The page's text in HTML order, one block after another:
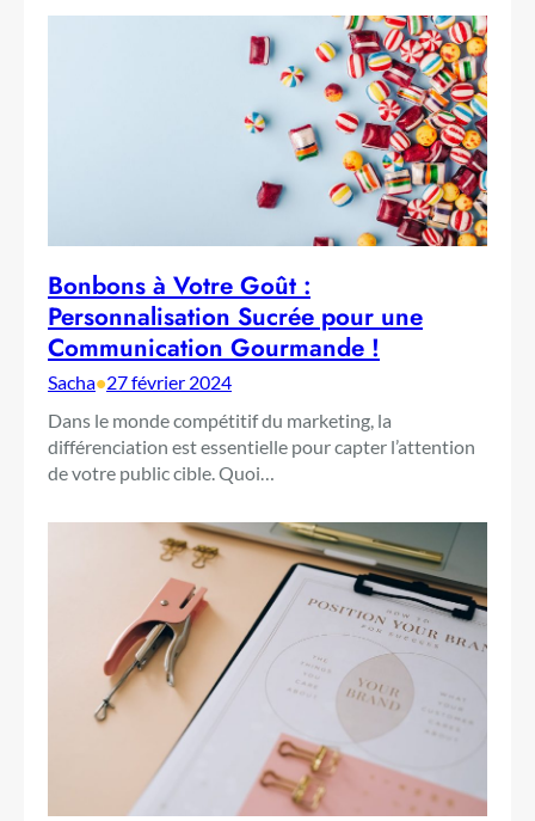
Bonbons à Votre Goût :
Personnalisation Sucrée pour une
Communication Gourmande !
Sacha•27 février 2024
Dans le monde compétitif du marketing, la
différenciation est essentielle pour capter l’attention
de votre public cible. Quoi…